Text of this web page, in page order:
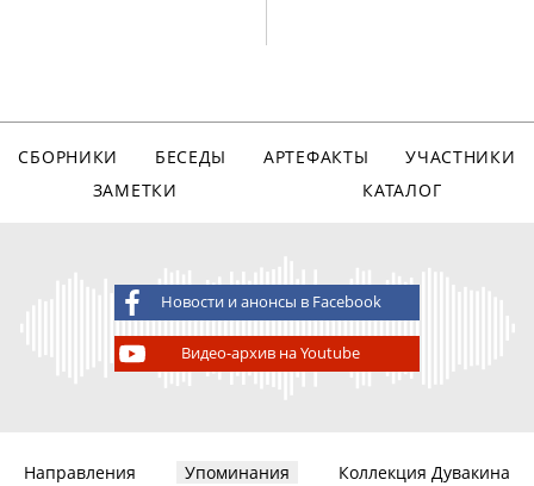
СБОРНИКИ БЕСЕДЫ АРТЕФАКТЫ
УЧАСТНИКИ
ЗАМЕТКИ
КАТАЛОГ
Новости и анонсы в Facebook
Видео-архив на Youtube
Направления Упоминания
Коллекция Дувакина